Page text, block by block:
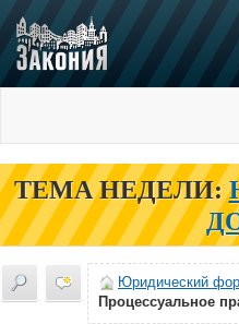
ТЕМА НЕДЕЛИ:
Юридический
Процессуальное